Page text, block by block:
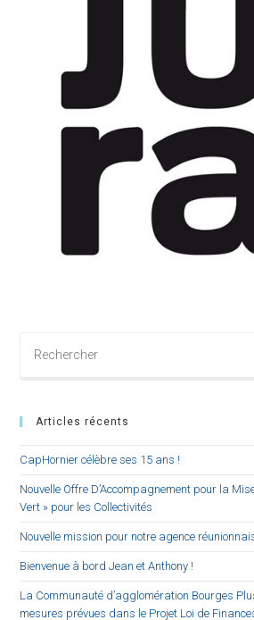
sur
Articles récents
CapHornier célèbre ses 15 ans !
Nouvelle Offre D’Accompagnement pour la
Vert » pour les Collectivités
Nouvelle mission pour notre agence
Bienvenue à bord Jean et Anthony !
La Communauté d’agglomération Bourges
mesures prévues dans le Projet Loi de